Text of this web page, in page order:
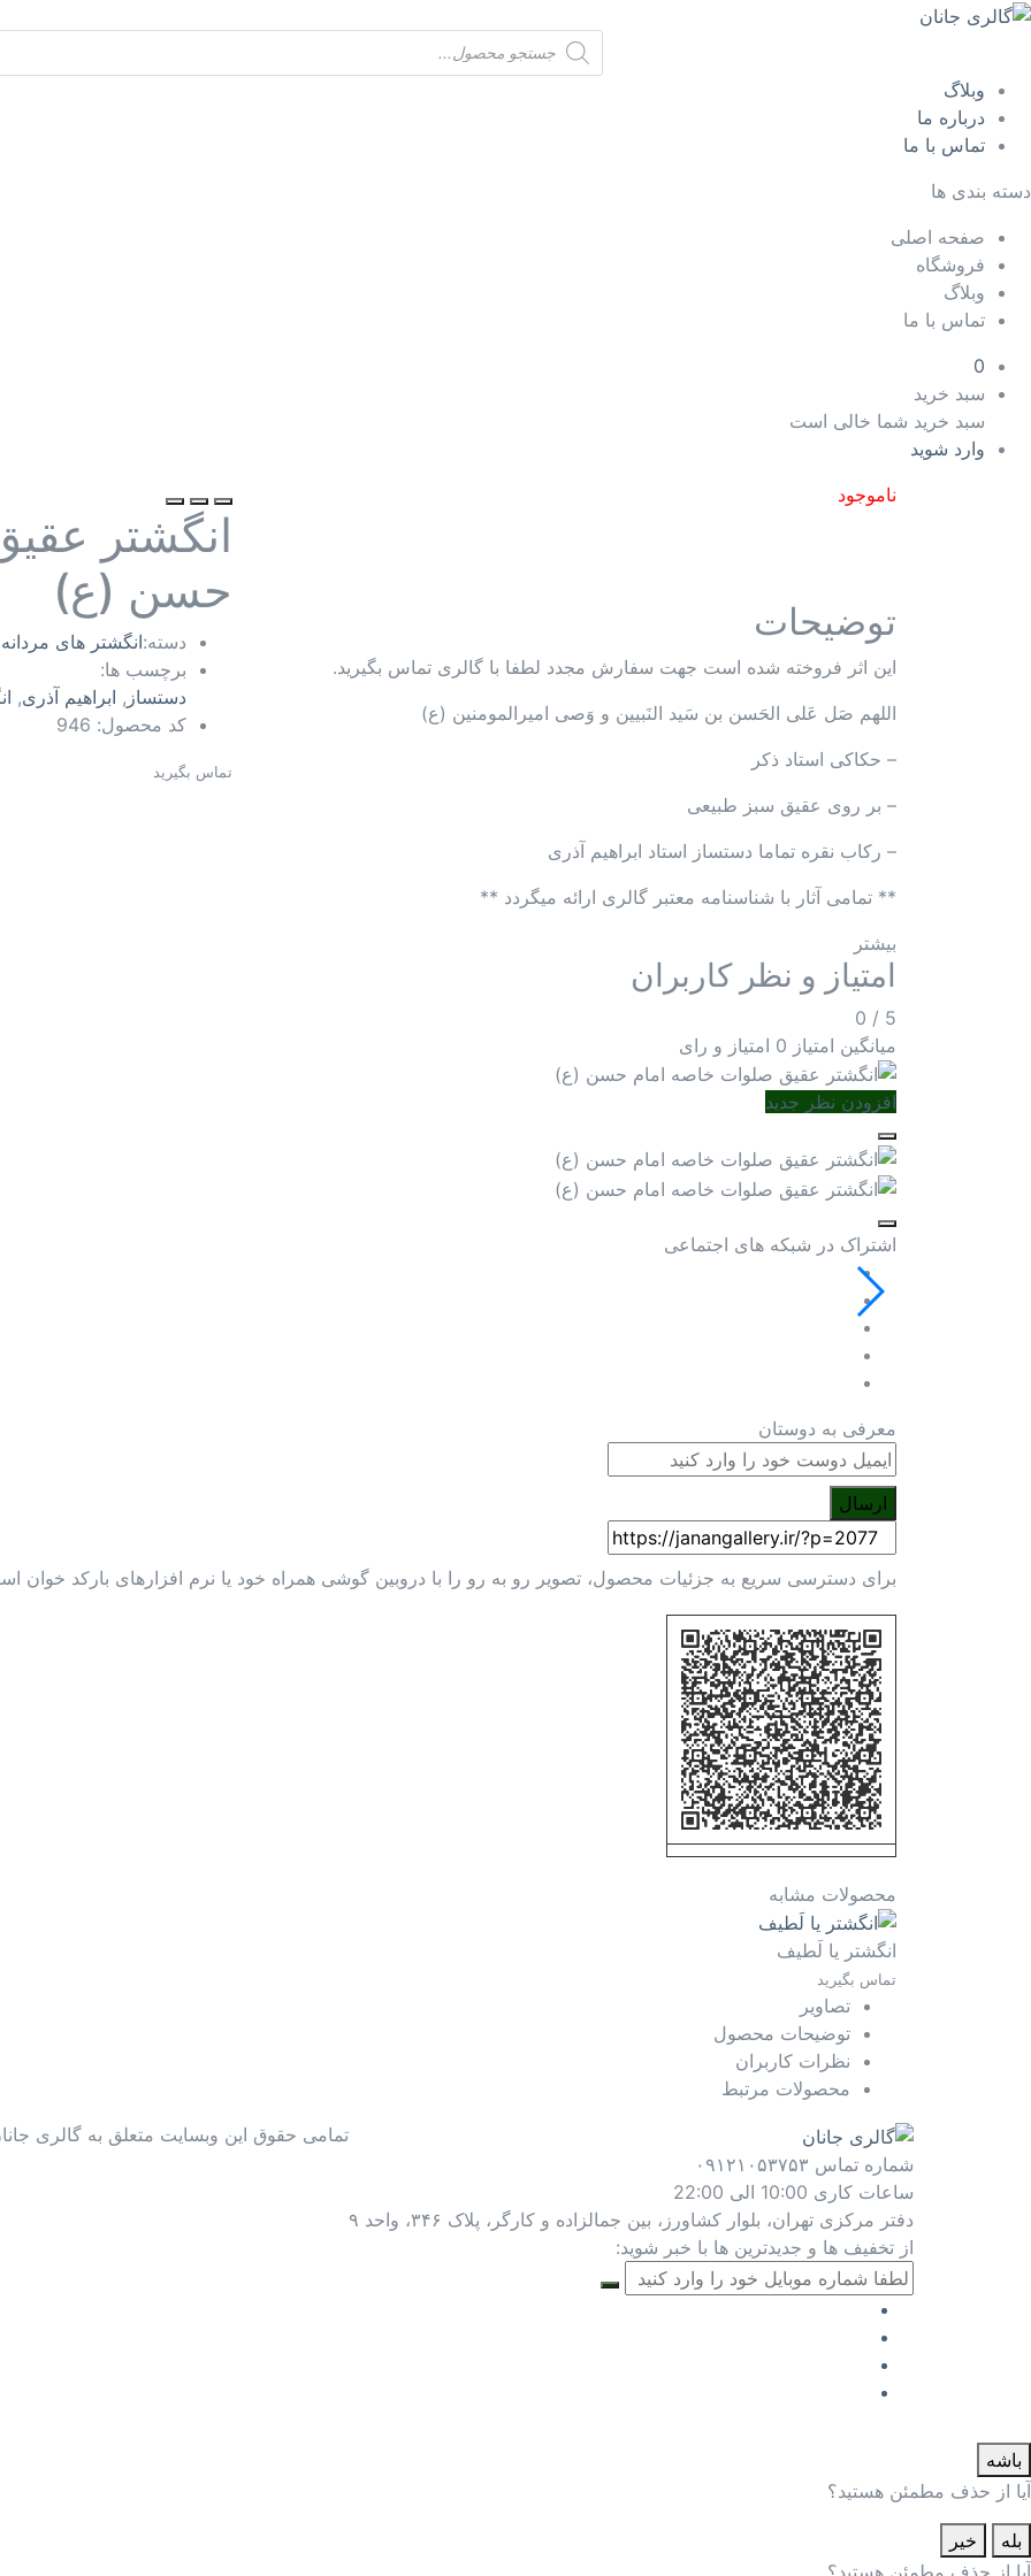
Products
search
وبلاگ
درباره ما
تماس با ما
دسته بندی ها
صفحه اصلی
فروشگاه
وبلاگ
تماس با ما
0
سبد خرید
سبد خرید شما خالی است
وارد شوید
انگشتر
حسن (ع)
دسته:انگشتر های مردانه
برچسب ها:
دستساز , ابراهیم آذری,
کد محصول: 946
تماس بگیرید
ناموجود
توضیحات
این اثر فروخته شده است جهت سفارش مجدد لطفا با گالری تماس بگیرید.
اللهم صَل عَلی الحَسن بن سَید النَبیین و وَصی امیرالمومنین (ع)
– حکاکی استاد ذکر
– بر روی عقیق سبز طبیعی
– رکاب نقره تماما دستساز استاد ابراهیم آذری
** تمامی آثار با شناسنامه معتبر گالری ارائه میگردد **
بیشتر
امتیاز و نظر کاربران
5
/
0
میانگین امتیاز 0 امتیاز و رای
افزودن نظر جدید
اشتراک در شبکه های اجتماعی
معرفی به دوستان
ارسال
برای دسترسی سریع به جزئیات محصول، تصویر رو به رو را با دروبین گوشی همراه خود یا نرم افزارهای بارکد خوان
محصولات مشابه
انگشتر یا لَطيف
تماس بگیرید
تصاویر
توضیحات محصول
نظرات کاربران
محصولات مرتبط
شماره تماس ۰۹۱۲۱۰۵۳۷۵۳
ساعات کاری 10:00 الی 22:00
دفتر مرکزی تهران، بلوار کشاورز، بین جمالزاده و کارگر، پلاک ۳۴۶، واحد ۹
از تخفیف ها و جدیدترین ها با خبر شوید:
تمامی حقوق این وبسایت متعلق به گالری
باشه
آیا از حذف مطمئن هستید؟
بله
خیر
آیا از حذف مطمئن هستید؟